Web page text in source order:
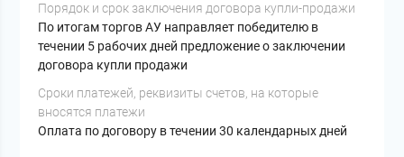
Порядок и срок заключения договора купли-продажи
По итогам торгов АУ направляет победителю в
течении 5 рабочих дней предложение о заключении
договора купли продажи
Сроки платежей, реквизиты счетов, на которые
вносятся платежи
Оплата по договору в течении 30 календарных дней